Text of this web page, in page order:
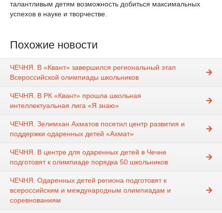
талантливым детям возможность добиться максимальных
успехов в науке и творчестве.
Похожие новости
ЧЕЧНЯ. В «Квант» завершился региональный этап
Всероссийской олимпиады школьников
ЧЕЧНЯ. В РК «Квант» прошла школьная
интеллектуальная лига «Я знаю»
ЧЕЧНЯ. Зелимхан Ахматов посетил центр развития и
поддержки одаренных детей «Ахмат»
ЧЕЧНЯ. В центре для одаренных детей в Чечне
подготовят к олимпиаде порядка 50 школьников
ЧЕЧНЯ. Одаренных детей региона подготовят к
всероссийским и международным олимпиадам и
соревнованиям